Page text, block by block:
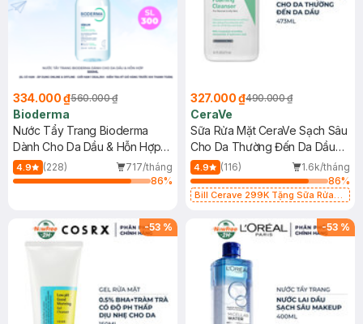
334.000 ₫560.000 ₫
Bioderma
Nước Tẩy Trang Bioderma
Dành Cho Da Dầu & Hỗn Hợp
500ml
4.9 (228)
717/tháng
86%
327.000 ₫490.000 ₫
CeraVe
Sữa Rửa Mặt CeraVe Sạch Sâu
Cho Da Thường Đến Da Dầu
473ml
4.9 (116)
1.6k/tháng
86%
Bill Cerave 299K Tặng Sữa Rửa
-53 % -53 %